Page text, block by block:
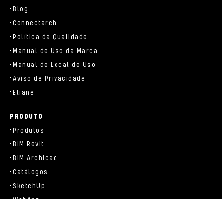
Blog
Connectarch
Política da Qualidade
Manual de Uso da Marca
Manual de Local de Uso
Aviso de Privacidade
Eliane
PRODUTO
Produtos
BIM Revit
BIM Archicad
Catálogos
SketchUp